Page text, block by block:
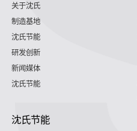
关于沈氏
制造基地
沈氏节能
研发创新
新闻媒体
沈氏节能
沈氏节能